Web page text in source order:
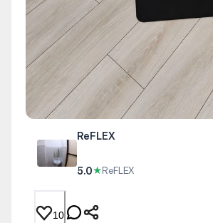
ReFLEX
5.0★ReFLEX
10